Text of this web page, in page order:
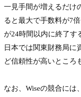
一見手間が増えるだけ
ると最大で手数料が7
が24時間以内に終了す
日本では関東財務局に
ど信頼性が高いところ
なお、Wiseの競合には